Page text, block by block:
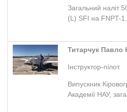
Загальний наліт
(L) SFI на FNPT-1.
Титарчук Павло
Інструктор-пілот.
Випускник
Академії НАУ,